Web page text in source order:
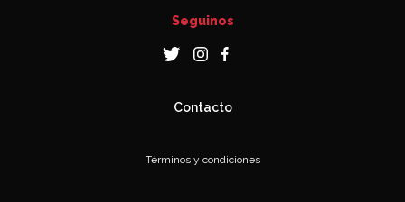
Seguinos
Contacto
Términos y condiciones